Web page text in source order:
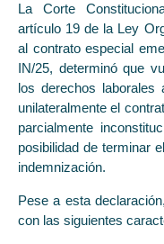
La Corte
artículo 19 de la Ley
al contrato especial
IN/25, determinó que
los derechos laborales
unilateralmente el
parcialmente
posibilidad de terminar
indemnización.
Pese a esta
con las siguientes